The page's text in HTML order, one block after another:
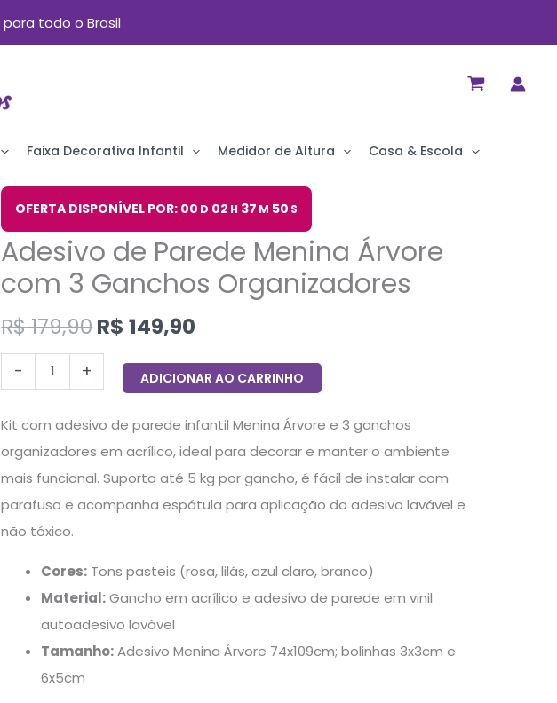
para todo o Brasil
Faixa Decorativa Infantil Medidor de Altura Casa & Escola
OFERTA DISPONÍVEL POR: 00 D 02 H 37 M 49 S
Adesivo de Parede Menina Árvore
com 3 Ganchos Organizadores
R$179,90
O
preço
original
era:
R$ 149,90
O
preço
atual
é:
R$ 149,90.
-
Adesivo
de
Parede
Menina
com
3
Ganchos
+ ADICIONAR AO CARRINHO
Kit com adesivo de parede infantil Menina Árvore e 3 ganchos
organizadores em acrílico, ideal para decorar e manter o ambiente
mais funcional. Suporta até 5 kg por gancho, é fácil de instalar com
parafuso e acompanha espátula para aplicação do adesivo lavável e
não tóxico.
Cores: Tons pasteis (rosa, lilás, azul claro, branco)
Material:Gancho em acrílico e adesivo de parede em vinil
autoadesivo lavável
Tamanho:Adesivo Menina Árvore 74x109cm; bolinhas 3x3cm e
6x5cm